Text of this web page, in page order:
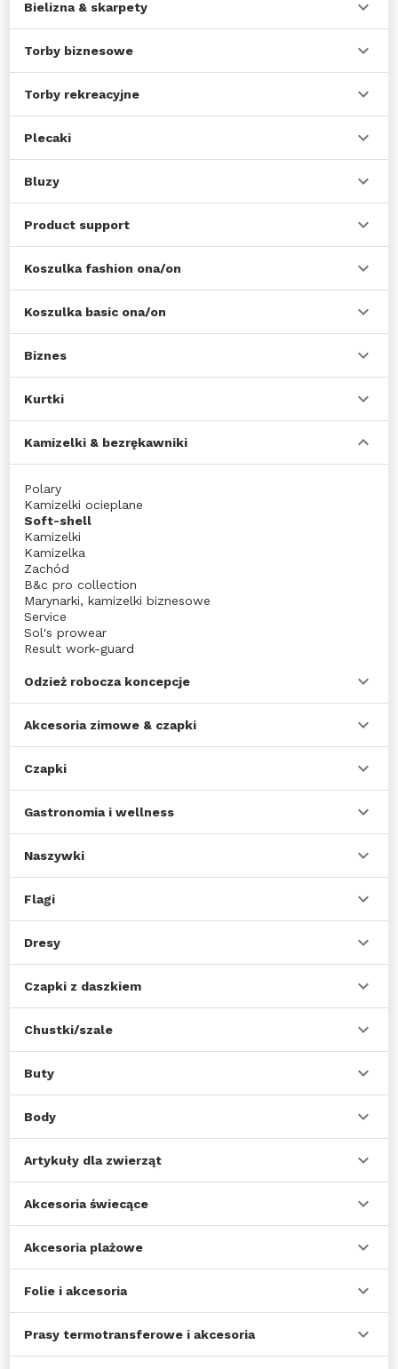
Bielizna & skarpety
Torby biznesowe
Torby rekreacyjne
Plecaki
Bluzy
Product support
Koszulka fashion ona/on
Koszulka basic ona/on
Biznes
Kurtki
Kamizelki & bezrękawniki
Polary
Kamizelki ocieplane
Soft-shell
Kamizelki
Kamizelka
Zachód
B&c pro collection
Marynarki, kamizelki biznesowe
Service
Sol's prowear
Result work-guard
Kurtki
Odzież robocza koncepcje
Akcesoria zimowe & czapki
Czapki
Gastronomia i wellness
Naszywki
Flagi
Dresy
Czapki z daszkiem
Chustki/szale
Buty
Body
Artykuły dla zwierząt
Akcesoria świecące
Akcesoria plażowe
Folie i akcesoria
Prasy termotransferowe i akcesoria